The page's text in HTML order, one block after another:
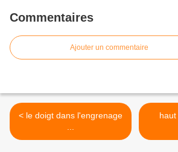
Commentaires
Ajouter un commentaire
< le doigt dans l'engrenage